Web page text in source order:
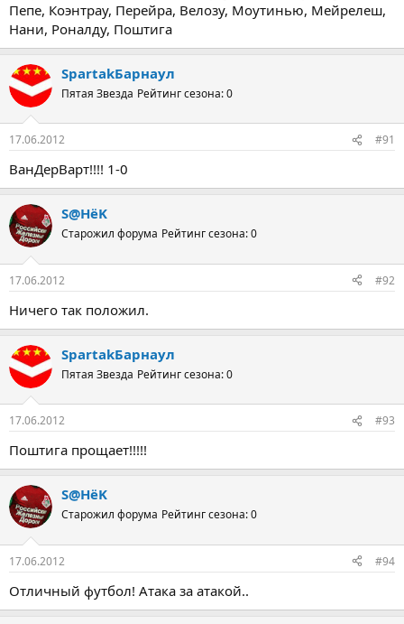
Пепе, Коэнтрау, Перейра, Велозу, Моутинью, Мейрелеш,
Нани, Роналду, Поштига
SpartakБарнаул
Пятая Звезда Рейтинг сезона: 0
17.06.2012 #91
ВанДерВарт!!!! 1-0
S@HёK
Старожил форума Рейтинг сезона: 0
17.06.2012 #92
Ничего так положил.
SpartakБарнаул
Пятая Звезда Рейтинг сезона: 0
17.06.2012 #93
Поштига прощает!!!!!
S@HёK
Старожил форума Рейтинг сезона: 0
17.06.2012 #94
Отличный футбол! Атака за атакой..